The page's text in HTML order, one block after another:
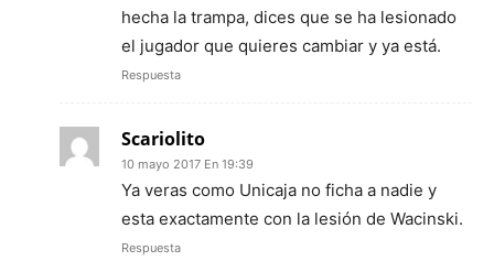
hecha la trampa, dices que se ha lesionado
el jugador que quieres cambiar y ya está.
Respuesta
Scariolito
10 mayo 2017 En 19:39
Ya veras como Unicaja no ficha a nadie y
esta exactamente con la lesión de Wacinski.
Respuesta